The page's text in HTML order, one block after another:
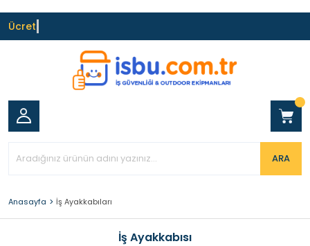
Ücrets
ARA
Anasayfa İş Ayakkabıları
İş Ayakkabısı